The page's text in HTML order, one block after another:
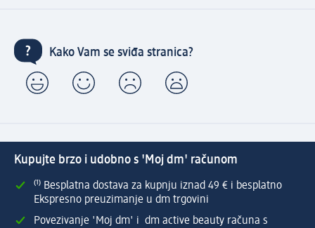
Kako Vam se sviđa stranica?
Kupujte brzo i udobno s 'Moj dm' računom
⁽¹⁾ Besplatna dostava za kupnju iznad 49 € i besplatno
Ekspresno preuzimanje u dm trgovini
Povezivanje 'Moj dm' i dm active beauty računa s